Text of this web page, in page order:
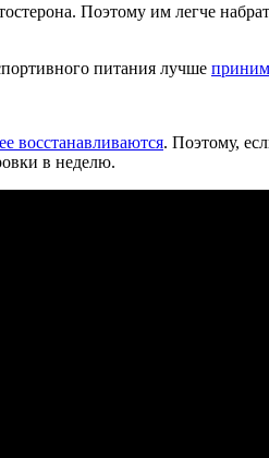
Поэтому им легче
питания лучше
восстанавливаются. Поэтому,
в неделю.